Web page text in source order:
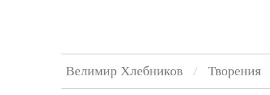
Велимир Хлебников Творения